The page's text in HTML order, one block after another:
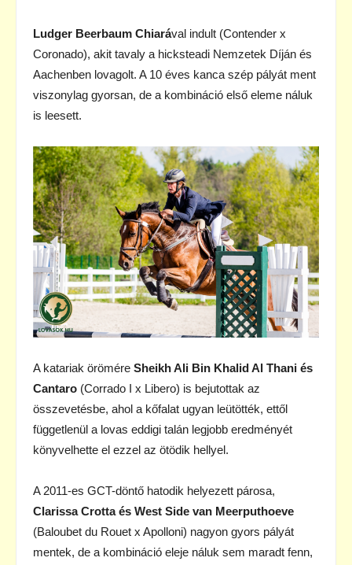
Ludger Beerbaum Chiarával indult (Contender x
Coronado), akit tavaly a hicksteadi Nemzetek Díján és
Aachenben lovagolt. A 10 éves kanca szép pályát ment
viszonylag gyorsan, de a kombináció első eleme náluk
is leesett.
A katariak örömére Sheikh Ali Bin Khalid Al Thani és
Cantaro (Corrado I x Libero) is bejutottak az
összevetésbe, ahol a kőfalat ugyan leütötték, ettől
függetlenül a lovas eddigi talán legjobb eredményét
könyvelhette el ezzel az ötödik hellyel.
A 2011-es GCT-döntő hatodik helyezett párosa,
Clarissa Crotta és West Side van Meerputhoeve
(Baloubet du Rouet x Apolloni) nagyon gyors pályát
mentek, de a kombináció eleje náluk sem maradt fenn,